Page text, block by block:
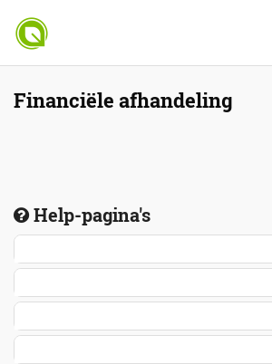
Financiële afhandeling
Help-pagina's